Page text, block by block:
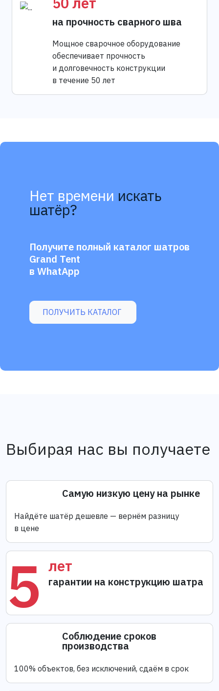
на прочность сварного шва
Мощное сварочное оборудование
обеспечивает прочность
и долговечность конструкции
в течение 50 лет
Нет времени искать
шатёр?
Получите полный каталог шатров
Grand Tent
в WhatApp
ПОЛУЧИТЬ КАТАЛОГ
Выбирая нас вы получаете
Самую низкую цену на рынке
Найдёте шатёр дешевле — вернём разницу
в цене
5 лет
гарантии на конструкцию шатра
Соблюдение сроков
производства
100% объектов, без исключений, сдаём в срок